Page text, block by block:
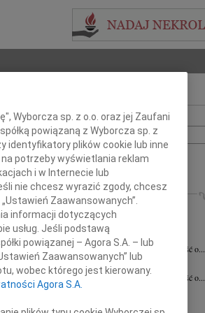
Imię i nazwisko lub numer ogłoszenia:
+ szukanie zaawansowane
INNE NEKROLOGI
22.07.2026Białystok
Pani notariusz Halinie Dorocie Agaciak...
Paweł Niemyjski06.07.2026
Z głębokim smutkiem przyjęliśmy wiadomość o...
Jerzy Kulesza
23.06.2026
Z głębokim smutkiem przyjęliśmy wiadomość o...
22.06.2026
Wyrazy szczerego współczucia i...
Wyborcza sp. z o.o. oraz jej Zaufani
powiązaną z Wyborcza sp. z
identyfikatory plików cookie lub inne
potrzeby wyświetlania reklam
i w Internecie lub
nie chcesz wyrazić zgody, chcesz
Zaawansowanych”.
informacji dotyczących
usług. Jeśli podstawą
powiązanej – Agora S.A. – lub
Zaawansowanych” lub
wobec którego jest kierowany.
Agora S.A.